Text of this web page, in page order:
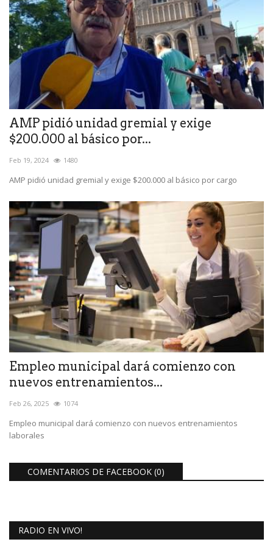
AMP pidió unidad gremial y exige
$200.000 al básico por...
Feb 19, 2024 1480
AMP pidió unidad gremial y exige $200.000 al básico por cargo
Empleo municipal dará comienzo con
nuevos entrenamientos...
Feb 26, 2025 1074
Empleo municipal dará comienzo con nuevos entrenamientos
laborales
COMENTARIOS DE FACEBOOK (0)
RADIO EN VIVO!